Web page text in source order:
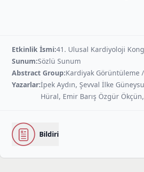
Etkinlik İsmi:41. Ulusal Kardiyoloji
Sunum:Sözlü Sunum
Abstract Group:Kardiyak Görüntüleme
Yazarlar:İpek Aydın, Şevval İlke
Hüral, Emir Barış Özgür
Bildiri